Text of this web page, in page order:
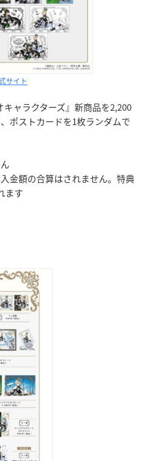
サイト
ャラクターズ』新商品を2,200
ポストカードを1枚ランダムで
金額の合算はされません。特典
ます